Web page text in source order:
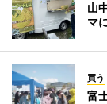
山
マ
買う
富